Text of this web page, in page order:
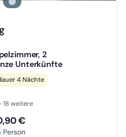
Zu Slide 2 wechseln
Zu Slide 3 wechseln
2
Unterkünfte
4 Nächte
18 weitere
€